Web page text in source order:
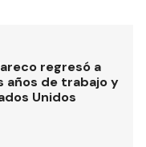
regresó a
años de trabajo y
Unidos